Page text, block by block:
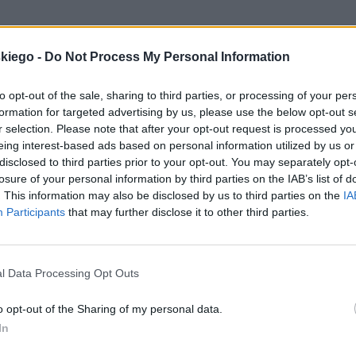
- Do Not Process My Personal Information
opt-out of the sale, sharing to third parties, or processing of your
for targeted advertising by us, please use the below opt-out
selection. Please note that after your opt-out request is processed
interest-based ads based on personal information utilized by us
to third parties prior to your opt-out. You may separately
of your personal information by third parties on the IAB’s list of
This information may also be disclosed by us to third parties on the
Participants that may further disclose it to other third parties.
Data Processing Opt Outs
opt-out of the Sharing of my personal data.
W pra­cy od­wo­łaj się do:
albo dra­ma­tycz­ne­go,
rów­nież utwór po­etyc­ki i
często stajemy przed dylematem, czym się
sprawiają, że człowiekowi zdarza się
znaleźć nie tylko w codziennym życiu, ale